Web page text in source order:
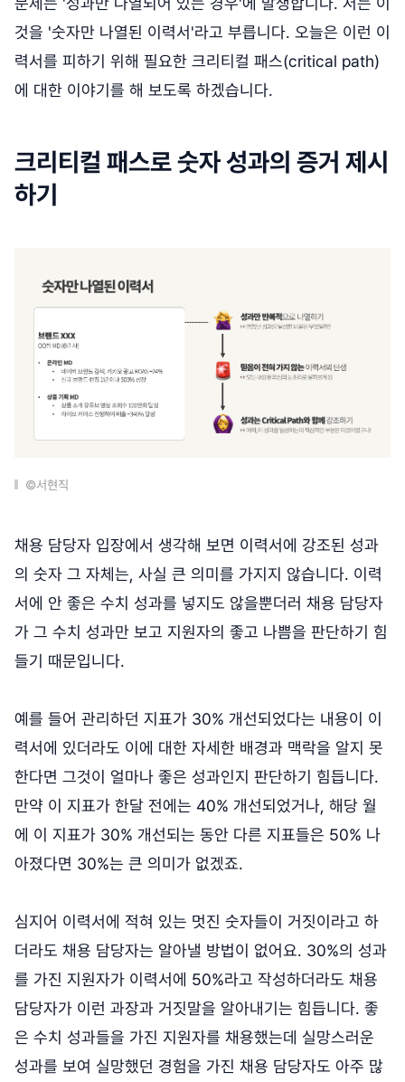
것을 '숫자만 나열된 이력서'라고 부릅니다. 오늘은 이런 이
력서를 피하기 위해 필요한 크리티컬 패스(critical path)
에 대한 이야기를 해 보도록 하겠습니다.
크리티컬 패스로 숫자 성과의 증거 제시
하기
©서현직
채용 담당자 입장에서 생각해 보면 이력서에 강조된 성과
의 숫자 그 자체는, 사실 큰 의미를 가지지 않습니다. 이력
서에 안 좋은 수치 성과를 넣지도 않을뿐더러 채용 담당자
가 그 수치 성과만 보고 지원자의 좋고 나쁨을 판단하기 힘
들기 때문입니다.
예를 들어 관리하던 지표가 30% 개선되었다는 내용이 이
력서에 있더라도 이에 대한 자세한 배경과 맥락을 알지 못
한다면 그것이 얼마나 좋은 성과인지 판단하기 힘듭니다.
만약 이 지표가 한달 전에는 40% 개선되었거나, 해당 월
에 이 지표가 30% 개선되는 동안 다른 지표들은 50% 나
아졌다면 30%는 큰 의미가 없겠죠.
심지어 이력서에 적혀 있는 멋진 숫자들이 거짓이라고 하
더라도 채용 담당자는 알아낼 방법이 없어요. 30%의 성과
를 가진 지원자가 이력서에 50%라고 작성하더라도 채용
담당자가 이런 과장과 거짓말을 알아내기는 힘듭니다. 좋
은 수치 성과들을 가진 지원자를 채용했는데 실망스러운
성과를 보여 실망했던 경험을 가진 채용 담당자도 아주 많